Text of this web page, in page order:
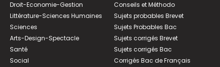
Droit-Economie-Gestion
Littérature-Sciences Humaines
Sciences
Arts-Design-Spectacle
Santé
Social
Conseils et Méthodo
Sujets probables Brevet
Sujets Probables Bac
Sujets corrigés Brevet
Sujets corrigés Bac
Corrigés Bac de Français